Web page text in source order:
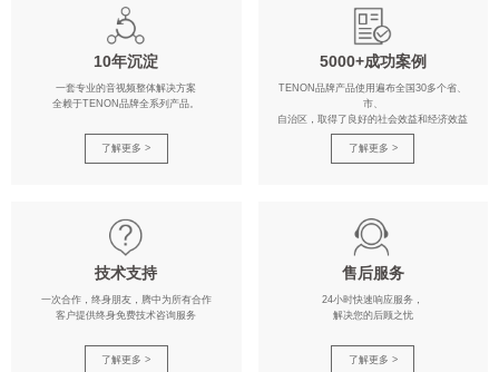
10年沉淀
一套专业的音视频整体解决方案
全赖于TENON品牌全系列产品。
了解更多 >
5000+成功案例
TENON品牌产品使用遍布全国30多个省、
市、
自治区，取得了良好的社会效益和经济效益
了解更多 >
技术支持
一次合作，终身朋友，腾中为所有合作
客户提供终身免费技术咨询服务
了解更多 >
售后服务
24小时快速响应服务，
解决您的后顾之忧
了解更多 >